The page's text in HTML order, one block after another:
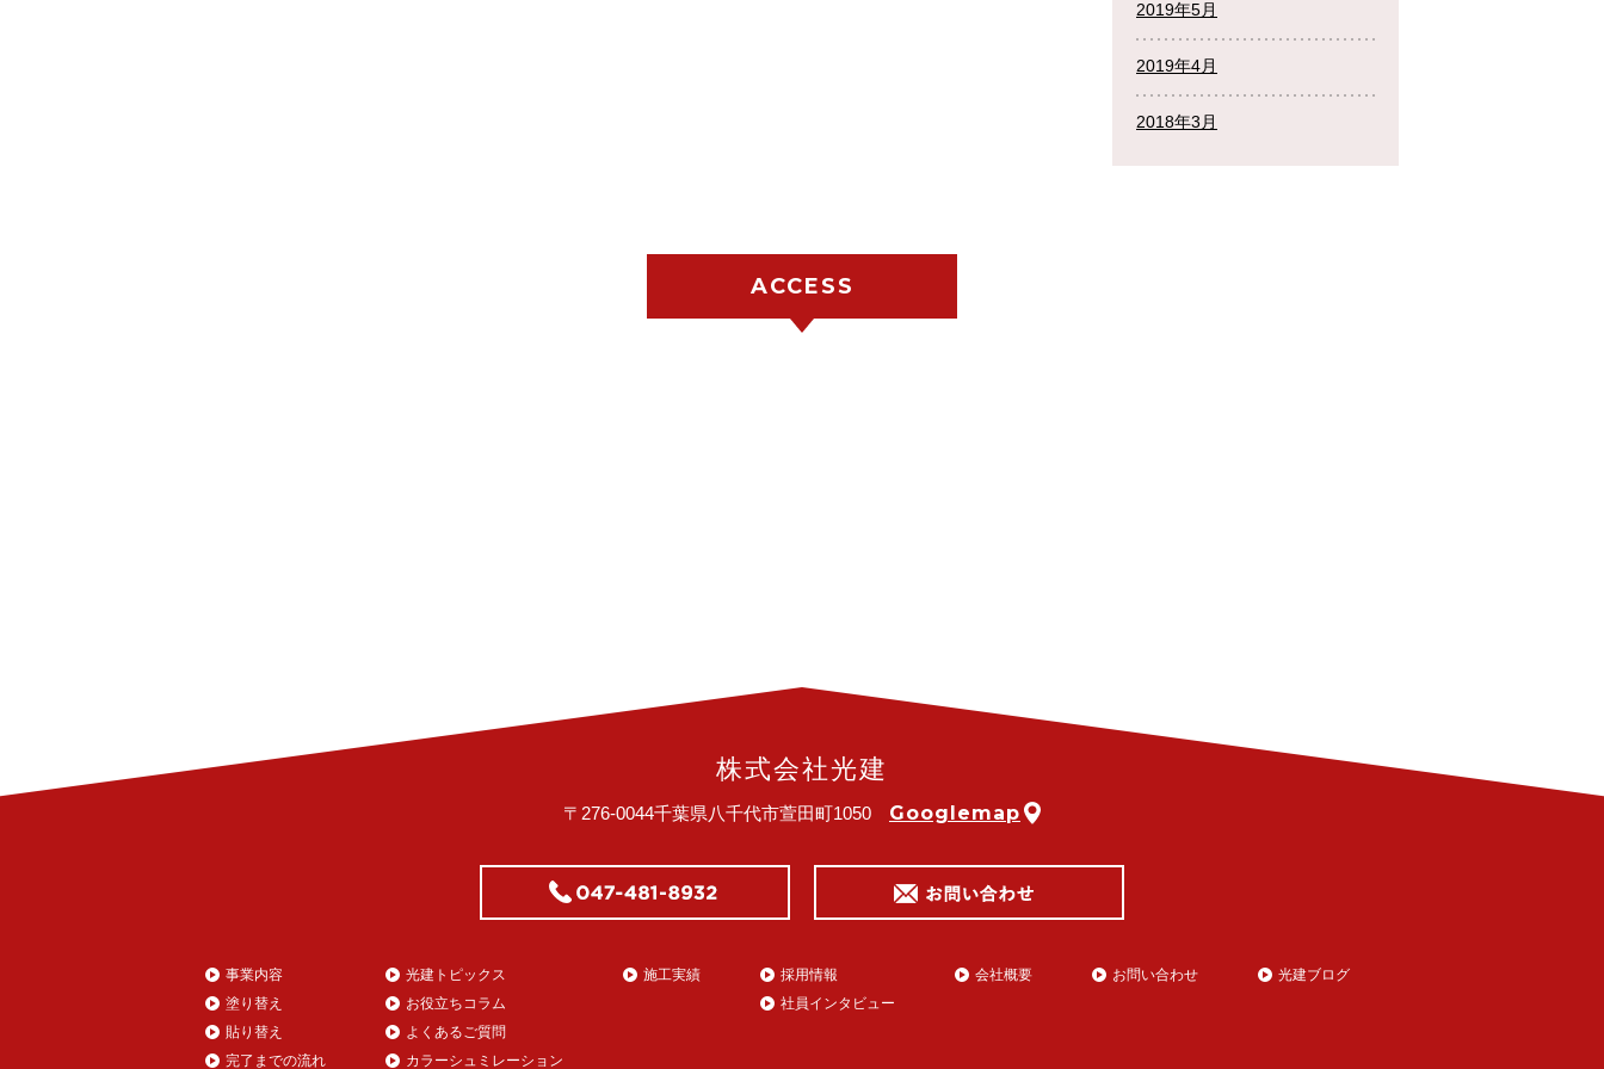
2019年5月
2019年4月
2018年3月
株式会社光建
〒276-0044千葉県八千代市萱田町1050 Googlemap
事業内容
塗り替え
貼り替え
完了までの流れ
光建トピックス
お役立ちコラム
よくあるご質問
カラーシュミレーション
施工実績
採用情報
社員インタビュー
会社概要 お問い合わせ 光建ブログ